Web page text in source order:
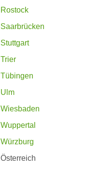
Rostock
Saarbrücken
Stuttgart
Trier
Tübingen
Ulm
Wiesbaden
Wuppertal
Würzburg
Österreich